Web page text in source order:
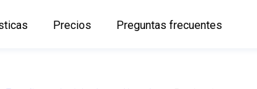
Precios Preguntas frecuentes